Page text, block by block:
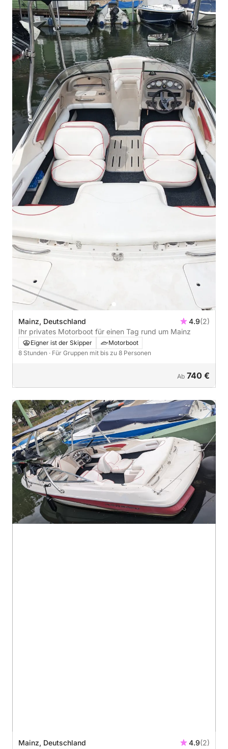
Mainz, Deutschland 4.9(2)
Ihr privates Motorboot für einen Tag rund um Mainz
Eigner ist der Skipper
Motorboot
8 Stunden · Für Gruppen mit bis zu 8 Personen
Ab 740 €
Mainz, Deutschland 4.9(2)